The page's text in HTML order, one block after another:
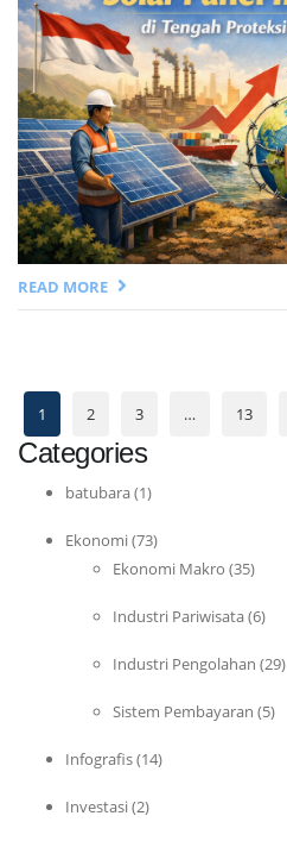
READ MORE
1 2 3 … 13
Categories
batubara(1)
Ekonomi(73)
Ekonomi Makro (35)
Industri Pariwisata(6)
Industri Pengolahan (29)
Sistem Pembayaran (5)
Infografis(14)
Investasi(2)